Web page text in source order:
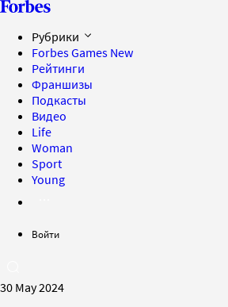
Рубрики
Forbes Games New
Рейтинги
Франшизы
Подкасты
Видео
Life
Woman
Sport
Young
Войти
30 May 2024